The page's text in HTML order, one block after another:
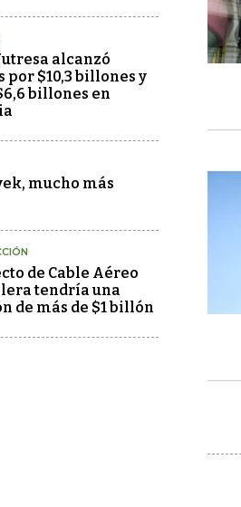
alcanzó
por $10,3 billones y
billones en
mucho más
de Cable Aéreo
tendría una
de más de $1 billón